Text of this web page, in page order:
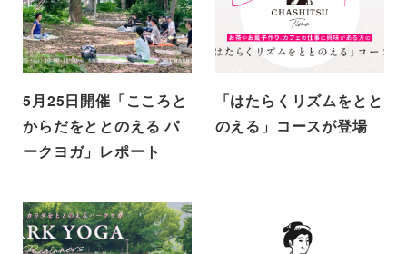
5月25日開催「こころと
からだをととのえる パ
ークヨガ」レポート
「はたらくリズムをとと
のえる」コースが登場